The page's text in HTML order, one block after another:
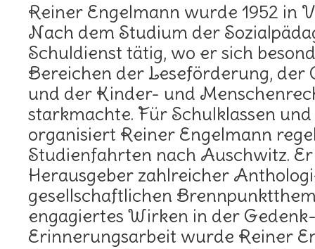
Reiner Engelmann wurde 1952 in
Nach dem Studium der
Schuldienst tätig, wo er sich
Bereichen der Leseförderung, der
und der Kinder- und
starkmachte. Für Schulklassen
organisiert Reiner Engelmann
Studienfahrten nach Auschwitz.
Herausgeber zahlreicher
gesellschaftlichen
engagiertes Wirken in der
Erinnerungsarbeit wurde Reiner